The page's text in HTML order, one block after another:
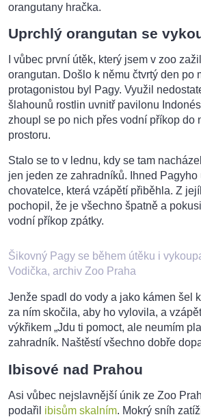
orangutany hračka.
Uprchlý orangutan se
I vůbec první útěk, který jsem v zoo
orangutan. Došlo k němu čtvrtý den po
protagonistou byl Pagy. Využil
šlahounů rostlin uvnitř pavilonu
zhoupl se po nich přes vodní příkop do
prostoru.
Stalo se to v lednu, kdy se tam
jen jeden ze zahradníků. Ihned Pagyho
chovatelce, která vzápětí přiběhla. Z
pochopil, že je všechno špatně a
vodní příkop zpátky.
Šikovný Pagy se během útěku i
Vodička, archiv Zoo Praha
Jenže spadl do vody a jako kámen šel
za ním skočila, aby ho vylovila, a
výkřikem „Jdu ti pomoct, ale neumím
zahradník. Naštěstí všechno dobře
Ibisové nad Prahou
Asi vůbec nejslavnější únik ze Zoo
podařil ibisům skalním. Mokrý sníh